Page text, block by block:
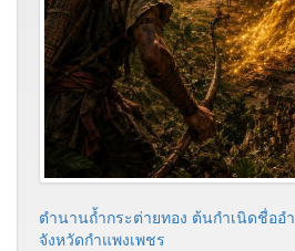
ตำนานถ้ำกระต่ายทอง ต้นกำเนิดชื่ออ
จังหวัดกำแพงเพชร